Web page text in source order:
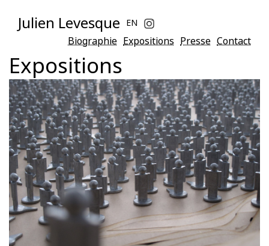
Julien Levesque EN
Biographie Expositions Presse Contact
Expositions